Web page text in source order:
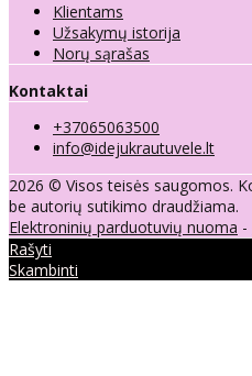
Klientams
Užsakymų istorija
Norų sąrašas
Kontaktai
+37065063500
info@idejukrautuvele.lt
2026 © Visos teisės saugomos.
be autorių sutikimo draudžiama.
Elektroninių parduotuvių nuoma -
Rašyti
Skambinti